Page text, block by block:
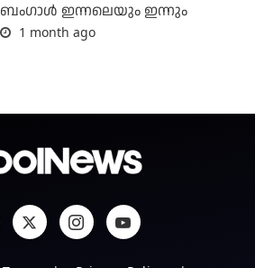
ബംഗാള്‍ ഇന്നലെയും ഇന്നും
1 month ago